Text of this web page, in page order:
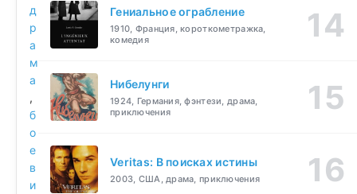
д
р
а
м
а
,
б
о
е
в
и
Гениальное ограбление
1910, Франция, короткометражка,
комедия
Нибелунги
1924, Германия, фэнтези, драма,
приключения
Veritas: В поисках истины
2003, США, драма, приключения